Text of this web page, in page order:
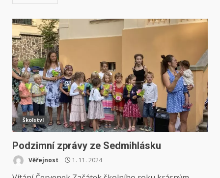
Školství
Podzimní zprávy ze Sedmihlásku
Věřejnost 1. 11. 2024